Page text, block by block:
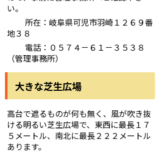
い。
所在：岐阜県可児市羽崎１２６９番
地３８
電話：０５７４－６１－３５３８
（管理事務所）
大きな芝生広場
高台で遮るものが何も無く、風が吹き抜
ける明るい芝生広場で、東西に最長１７
５メートル、南北に最長２２２メートル
あります。